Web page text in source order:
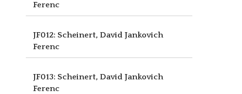
Ferenc
JF012: Scheinert, David Jankovich
Ferenc
JF013: Scheinert, David Jankovich
Ferenc